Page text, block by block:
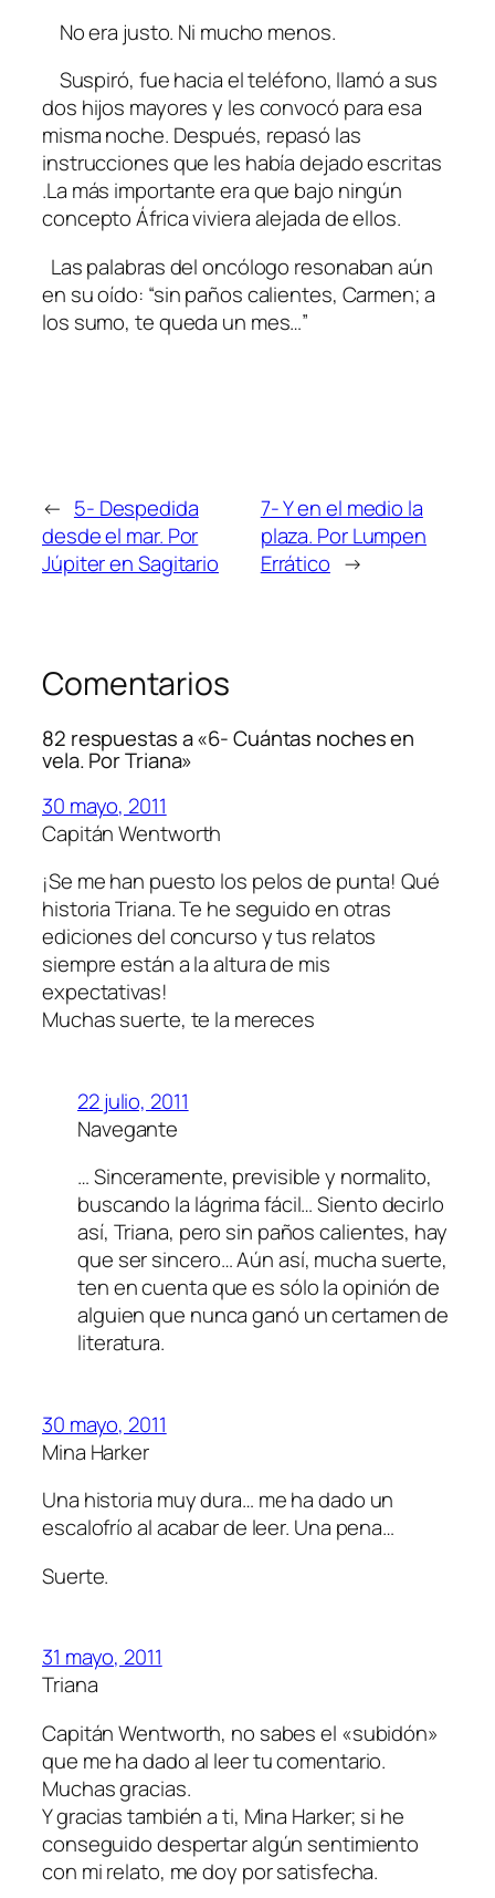
No era justo. Ni mucho menos.
Suspiró, fue hacia el teléfono, llamó a sus
dos hijos mayores y les convocó para esa
misma noche. Después, repasó las
instrucciones que les había dejado escritas
.La más importante era que bajo ningún
concepto África viviera alejada de ellos.
Las palabras del oncólogo resonaban aún
en su oído: “sin paños calientes, Carmen; a
los sumo, te queda un mes…”
← 5- Despedida
desde el mar. Por
Júpiter en Sagitario
7- Y en el medio la
plaza. Por Lumpen
Errático →
Comentarios
82 respuestas a «6- Cuántas noches en
vela. Por Triana»
30 mayo, 2011
Capitán Wentworth
¡Se me han puesto los pelos de punta! Qué
historia Triana. Te he seguido en otras
ediciones del concurso y tus relatos
siempre están a la altura de mis
expectativas!
Muchas suerte, te la mereces
22 julio, 2011
Navegante
… Sinceramente, previsible y normalito,
buscando la lágrima fácil… Siento decirlo
así, Triana, pero sin paños calientes, hay
que ser sincero… Aún así, mucha suerte,
ten en cuenta que es sólo la opinión de
alguien que nunca ganó un certamen de
literatura.
30 mayo, 2011
Mina Harker
Una historia muy dura… me ha dado un
escalofrío al acabar de leer. Una pena…
Suerte.
31 mayo, 2011
Triana
Capitán Wentworth, no sabes el «subidón»
que me ha dado al leer tu comentario.
Muchas gracias.
Y gracias también a ti, Mina Harker; si he
conseguido despertar algún sentimiento
con mi relato, me doy por satisfecha.